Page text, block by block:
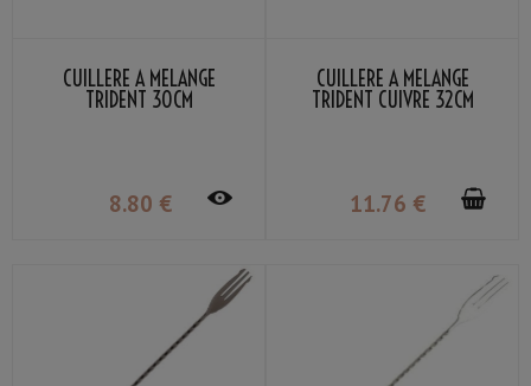
CUILLÈRE À MÉLANGE
TRIDENT 30CM
8.80 €
CUILLÈRE À MÉLANGE
TRIDENT CUIVRE 32CM
11.76 €